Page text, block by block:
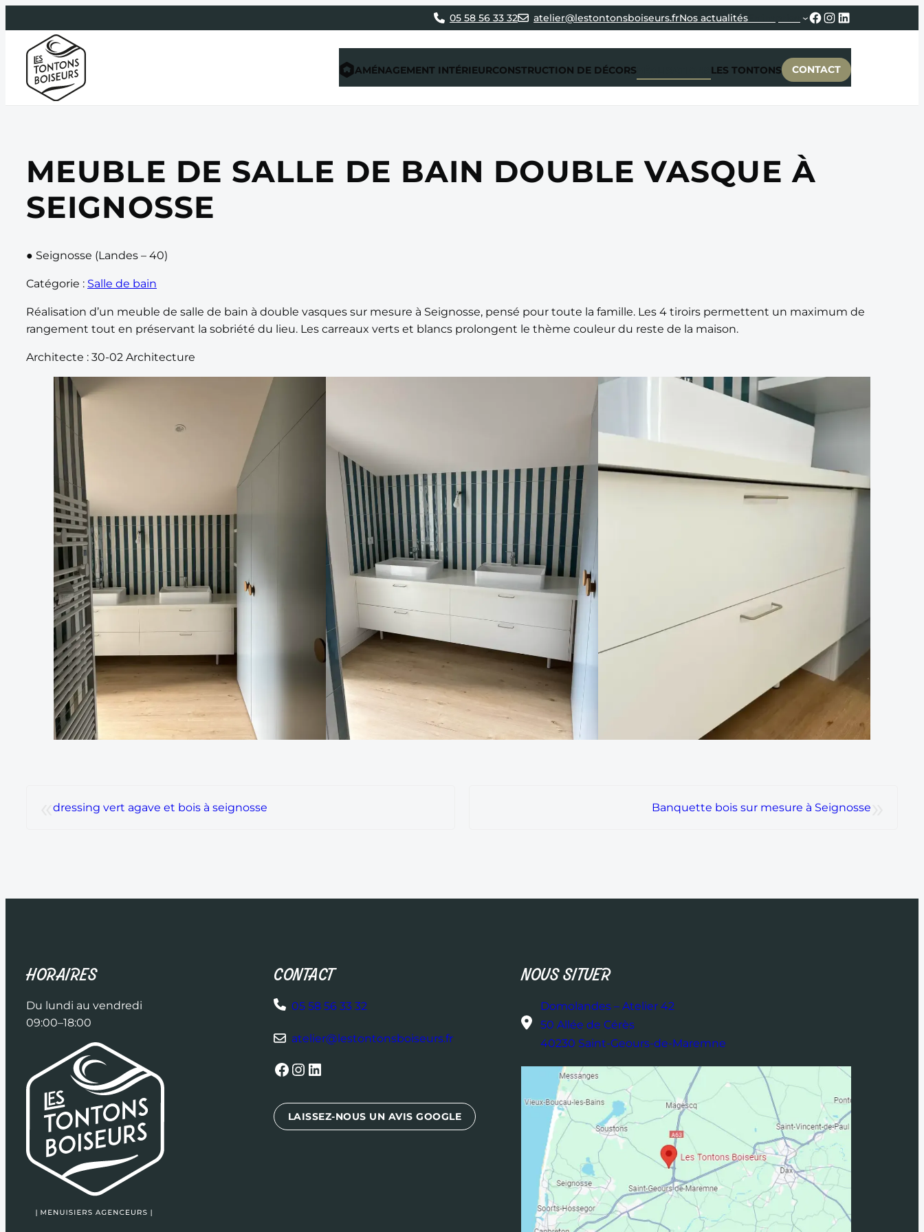
au
contenu
05 58 56 33 32 atelier@lestontonsboiseurs.frNos actualités Facebook
Instagram
LinkedIn
AMÉNAGEMENT INTÉRIEURCONSTRUCTION DE DÉCORS LES TONTONS CONTACT
MEUBLE DE SALLE DE BAIN DOUBLE VASQUE À
SEIGNOSSE
● Seignosse (Landes – 40)
Catégorie : Salle de bain
Réalisation d’un meuble de salle de bain à double vasques sur mesure à Seignosse, pensé pour toute la famille. Les 4 tiroirs permettent un maximum de
rangement tout en préservant la sobriété du lieu. Les carreaux verts et blancs prolongent le thème couleur du reste de la maison.
Architecte : 30-02 Architecture
dressing vert agave et bois à seignosse Banquette bois sur mesure à Seignosse
HORAIRES
Du lundi au vendredi
09:00–18:00
CONTACT
05 58 56 33 32
atelier@lestontonsboiseurs.fr
Facebook Instagram LinkedIn
LAISSEZ-NOUS UN AVIS GOOGLE
NOUS SITUER
Domolandes – Atelier 42
50 Allée de Cérès
40230 Saint-Geours-de-Maremne